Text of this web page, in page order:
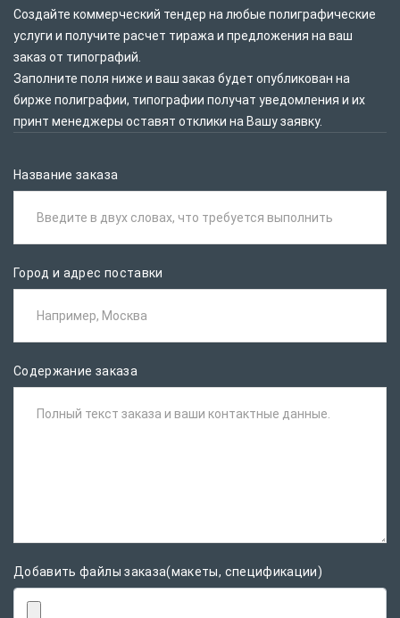
Создайте коммерческий тендер на любые полиграфические
услуги и получите расчет тиража и предложения на ваш
заказ от типографий.
Заполните поля ниже и ваш заказ будет опубликован на
бирже полиграфии, типографии получат уведомления и их
принт менеджеры оставят отклики на Вашу заявку.
Название заказа
Введите в двух словах, что требуется выполнить
Город и адрес поставки
Например, Москва
Содержание заказа
Полный текст заказа и ваши контактные данные.
Добавить файлы заказа(макеты, спецификации)